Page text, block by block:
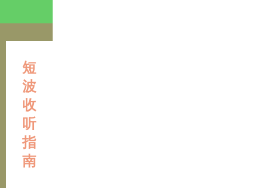
短
波
收
听
指
南